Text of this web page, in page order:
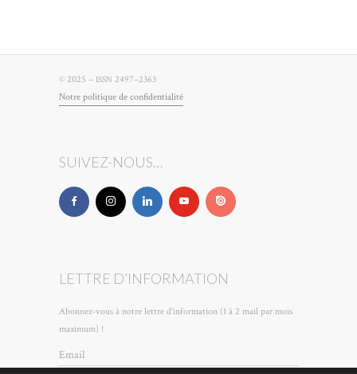
© 2025 – ISSN 2497–2363
Notre poli­tique de confidentialité
SUIVEZ-NOUS…
LETTRE D’INFORMATION
Abonnez-vous à notre lettre d'information (1 à 2 mail par mois
maximum) !
Email